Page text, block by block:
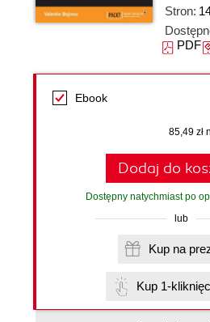
Stron:
PDF
Ebook
85,49 zł
Dodaj do
Dostępny natychmiast po
lub
Kup
Kup 1-